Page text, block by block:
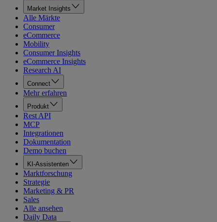
Market Insights
Alle Märkte
Consumer
eCommerce
Mobility
Consumer Insights
eCommerce Insights
Research AI
Connect
Mehr erfahren
Produkt
Rest API
MCP
Integrationen
Dokumentation
Demo buchen
KI-Assistenten
Marktforschung
Strategie
Marketing & PR
Sales
Alle ansehen
Daily Data